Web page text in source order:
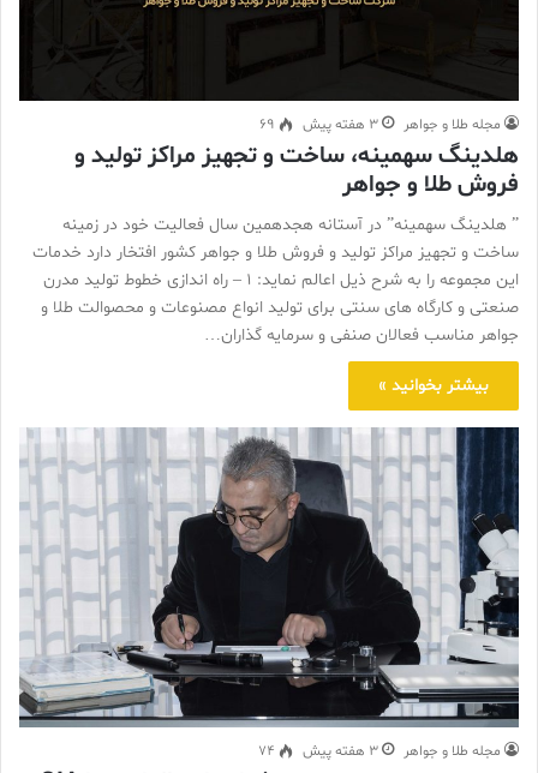
مجله طلا و جواهر 3 هفته پیش 69
هلدینگ سهمینه، ساخت و تجهیز مراکز تولید و
فروش طلا و جواهر
” هلدینگ سهمینه” در آستانه هجدهمین سال فعالیت خود در زمینه
ساخت و تجهیز مراکز تولید و فروش طلا و جواهر کشور افتخار دارد خدمات
این مجموعه را به شرح ذیل اعالم نماید: ۱ – راه اندازی خطوط تولید مدرن
صنعتی و کارگاه های سنتی برای تولید انواع مصنوعات و محصوالت طلا و
جواهر مناسب فعالان صنفی و سرمایه گذاران…
بیشتر بخوانید »
مجله طلا و جواهر 3 هفته پیش 74